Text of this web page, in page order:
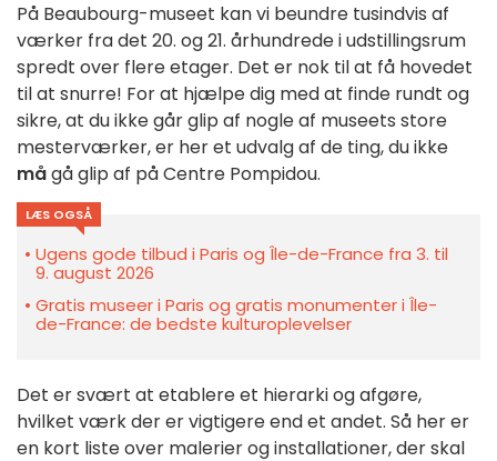
På Beaubourg-museet kan vi beundre tusindvis af
værker fra det 20. og 21. århundrede i udstillingsrum
spredt over flere etager. Det er nok til at få hovedet
til at snurre! For at hjælpe dig med at finde rundt og
sikre, at du ikke går glip af nogle af museets store
mesterværker, er her et udvalg af de ting, du ikke
mågå glip af på Centre Pompidou.
LÆS OGSÅ
Ugens gode tilbud i Paris og Île-de-France fra 3. til
9. august 2026
Gratis museer i Paris og gratis monumenter i Île-
de-France: de bedste kulturoplevelser
Det er svært at etablere et hierarki og afgøre,
hvilket værk der er vigtigere end et andet. Så her er
en kort liste over malerier og installationer, der skal